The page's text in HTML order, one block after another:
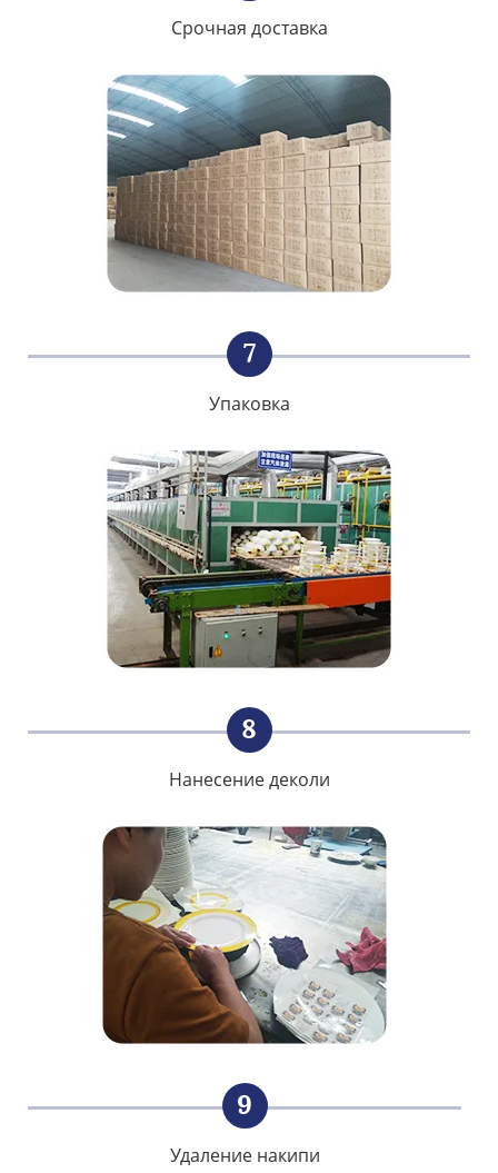
Срочная доставка
7
Упаковка
8
Нанесение деколи
9
Удаление накипи